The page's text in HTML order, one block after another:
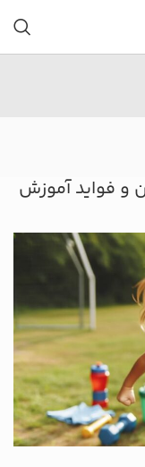
و فواید آموزش